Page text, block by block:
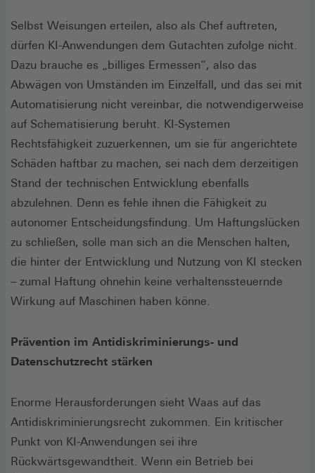
Selbst Weisungen erteilen, also als Chef auftreten,
dürfen KI-Anwendungen dem Gutachten zufolge nicht.
Dazu brauche es „billiges Ermessen“, also das
Abwägen von Umständen im Einzelfall, und das sei mit
Automatisierung nicht vereinbar, die notwendigerweise
auf Schematisierung beruht. KI-Systemen
Rechtsfähigkeit zuzuerkennen, um sie für angerichtete
Schäden haftbar zu machen, sei nach dem derzeitigen
Stand der technischen Entwicklung ebenfalls
abzulehnen. Denn es fehle ihnen die Fähigkeit zu
autonomer Entscheidungsfindung. Um Haftungslücken
zu schließen, solle man sich an die Menschen halten,
die hinter der Entwicklung und Nutzung von KI stecken
– zumal Haftung ohnehin keine verhaltenssteuernde
Wirkung auf Maschinen haben könne.
Prävention im Antidiskriminierungs- und
Datenschutzrecht stärken
Enorme Herausforderungen sieht Waas auf das
Antidiskriminierungsrecht zukommen. Ein kritischer
Punkt von KI-Anwendungen sei ihre
Rückwärtsgewandtheit. Wenn ein Betrieb bei